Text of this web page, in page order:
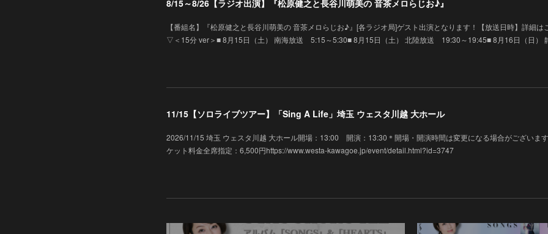
8/15～8/26【ラジオ出演】『松原健之と長谷川萌美の 音茶メロらじお♪』
【番組名】『松原健之と長谷川萌美の 音茶メロらじお♪』[各ラジオ局]ゲスト出演となります！【放送日時】詳細は
▽＜15分 ver＞■ 8月15日（土） 南海放送 5:15～5:30■ 8月15日（土） 北陸放送 19:30～19:45■ 8月16日（日）
11/15【ソロライブツアー】「Sing A Life」埼玉 ウェスタ川越 大ホール
2026/11/15 埼玉 ウェスタ川越 大ホール開場：13:00 開演：13:30＊開場・開演時間は変更になる場合がございま
ケット料金全席指定：6,500円https://www.westa-kawagoe.jp/event/detail.html?id=3747